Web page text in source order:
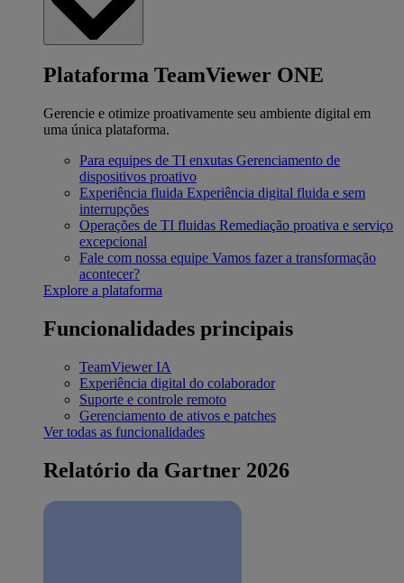
Plataforma TeamViewer ONE
Gerencie e otimize proativamente seu ambiente digital em
uma única plataforma.
Para equipes de TI enxutas Gerenciamento de
dispositivos proativo
Experiência fluida Experiência digital fluida e sem
interrupções
Operações de TI fluidas Remediação proativa e serviço
excepcional
Fale com nossa equipe Vamos fazer a transformação
acontecer?
Explore a plataforma
Funcionalidades principais
TeamViewer IA
Experiência digital do colaborador
Suporte e controle remoto
Gerenciamento de ativos e patches
Ver todas as funcionalidades
Relatório da Gartner 2026